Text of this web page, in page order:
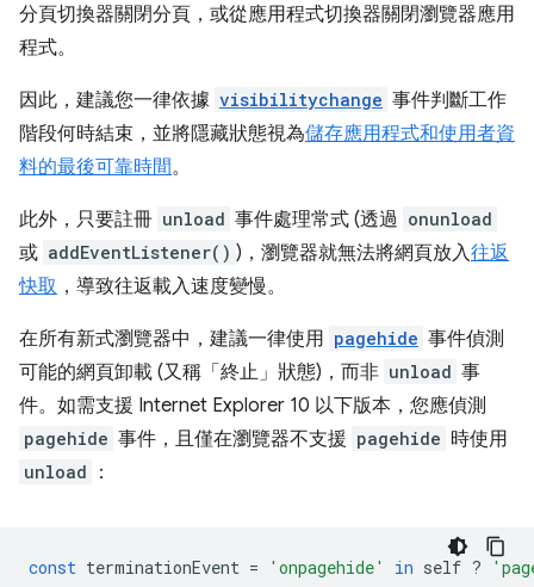
分頁切換器關閉分頁，或從應用程式切換器關閉瀏覽器應用
程式。
因此，建議您一律依據 visibilitychange 事件判斷工作
階段何時結束，並將隱藏狀態視為儲存應用程式和使用者資
料的最後可靠時間。
此外，只要註冊 unload 事件處理常式 (透過 onunload
或 addEventListener() )，瀏覽器就無法將網頁放入往返
快取 ，導致往返載入速度變慢。
在所有新式瀏覽器中，建議一律使用 pagehide 事件偵測
可能的網頁卸載 (又稱「終止」 狀態)，而非 unload 事
件。如需支援 Internet Explorer 10 以下版本，您應偵測
pagehide 事件，且僅在瀏覽器不支援 pagehide 時使用
unload ：
const terminationEvent = 'onpagehide' in self ?